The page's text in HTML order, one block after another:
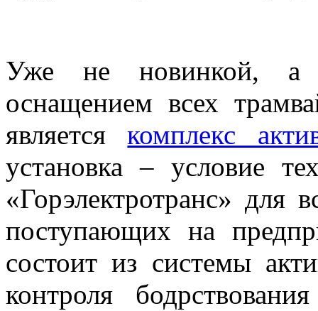
Уже не новинкой, а
оснащением всех
являетсякомплекс
установка – условие
«Горэлектротранс» для
поступающих на
состоит из системы
контроля